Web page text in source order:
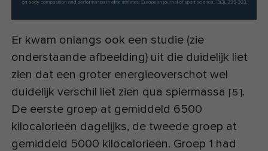
Er kwam onlangs ook een studie (zie
onderstaande afbeelding) uit die duidelijk liet
zien dat een groter energieoverschot wel
duidelijk verschil liet zien qua spiermassa [5].
De eerste groep at gemiddeld 6500
kilocalorieën dagelijks, de tweede groep at
gemiddeld 5000 kilocalorieën. Groep 1 had